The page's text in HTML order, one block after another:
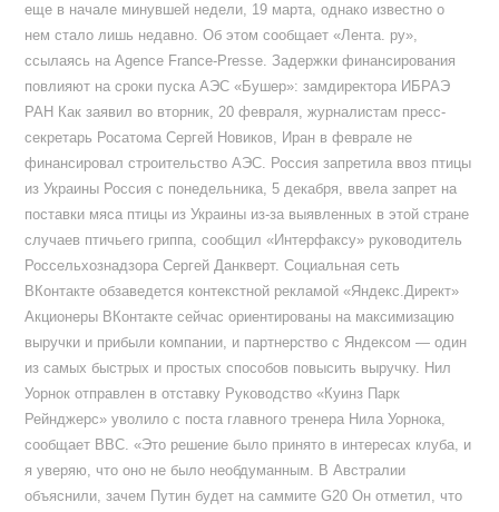
еще в начале минувшей недели, 19 марта, однако известно о
нем стало лишь недавно. Об этом сообщает «Лента. ру»,
ссылаясь на Agence France-Presse. Задержки финансирования
повлияют на сроки пуска АЭС «Бушер»: замдиректора ИБРАЭ
РАН Как заявил во вторник, 20 февраля, журналистам пресс-
секретарь Росатома Сергей Новиков, Иран в феврале не
финансировал строительство АЭС. Россия запретила ввоз птицы
из Украины Россия с понедельника, 5 декабря, ввела запрет на
поставки мяса птицы из Украины из-за выявленных в этой стране
случаев птичьего гриппа, сообщил «Интерфаксу» руководитель
Россельхознадзора Сергей Данкверт. Социальная сеть
ВКонтакте обзаведется контекстной рекламой «Яндекс.Директ»
Акционеры ВКонтакте сейчас ориентированы на максимизацию
выручки и прибыли компании, и партнерство с Яндексом — один
из самых быстрых и простых способов повысить выручку. Нил
Уорнок отправлен в отставку Руководство «Куинз Парк
Рейнджерс» уволило с поста главного тренера Нила Уорнока,
сообщает BBC. «Это решение было принято в интересах клуба, и
я уверяю, что оно не было необдуманным. В Австралии
объяснили, зачем Путин будет на саммите G20 Он отметил, что